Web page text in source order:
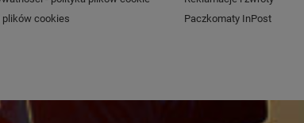
plików cookies
Paczkomaty InPost